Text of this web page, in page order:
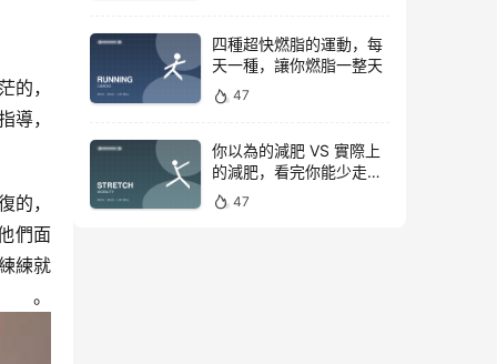
的，
導，
的，
們面
練就
四種超快燃脂的運動，每
天一種，讓你燃脂一整天
47
你以為的減肥 VS 實際上
的減肥，看完你能少走彎
路 47